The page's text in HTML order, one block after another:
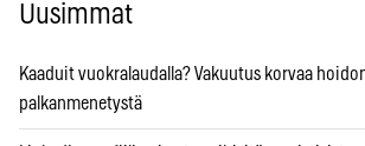
Uusimmat
Kaaduit vuokralaudalla? Vakuutus korvaa
palkanmenetystä